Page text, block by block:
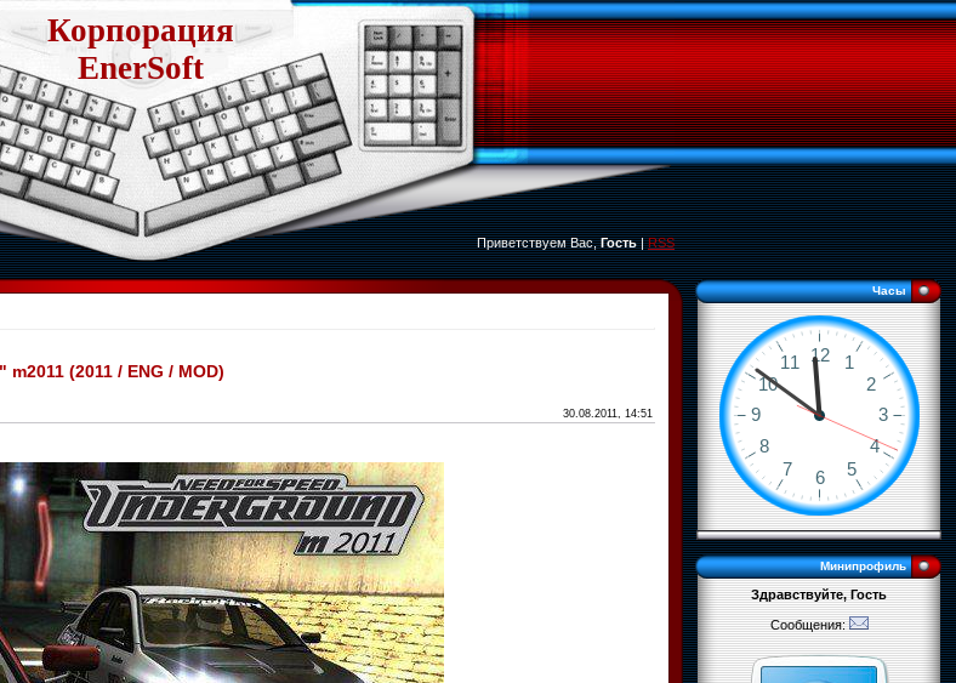
Корпорация
EnerSoft
Приветствуем Вас, Гость|RSS
(2011 / ENG / MOD)
30.08.2011, 14:51
Часы
Минипрофиль
Здравствуйте, Гость
Сообщения: